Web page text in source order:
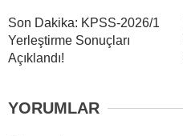
Son Dakika: KPSS-2026/1
Yerleştirme Sonuçları
Açıklandı!
YORUMLAR